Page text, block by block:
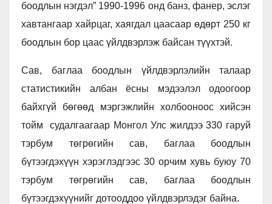
боодлын нэгдэл” 1990-1996 онд банз, фанер, эслэг
хавтангаар хайрцаг, хаягдал цаасаар өдөрт 250 кг
боодлын бор цаас үйлдвэрлэж байсан түүхтэй.
Сав, баглаа боодлын үйлдвэрлэлийн талаар
статистикийн албан ёсны мэдээлэл одоогоор
байхгүй бөгөөд мэргэжлийн холбооноос хийсэн
тойм судалгаагаар Монгол Улс жилдээ 330 гаруй
тэрбум төгрөгийн сав, баглаа боодлын
бүтээгдэхүүн хэрэглэдгээс 30 орчим хувь буюу 70
тэрбум төгрөгийн сав, баглаа боодлын
бүтээгдэхүүнийг дотооддоо үйлдвэрлэдэг байна.